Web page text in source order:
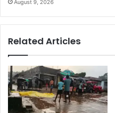
August 9, 2026
Related Articles